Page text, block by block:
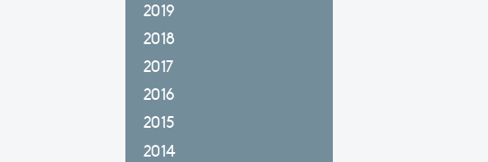
2019
2018
2017
2016
2015
2014